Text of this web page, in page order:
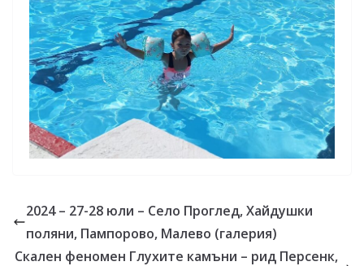
2024 – 27-28 юли – Село Проглед, Хайдушки
поляни, Пампорово, Малево (галерия)
Скален феномен Глухите камъни – рид Персенк,